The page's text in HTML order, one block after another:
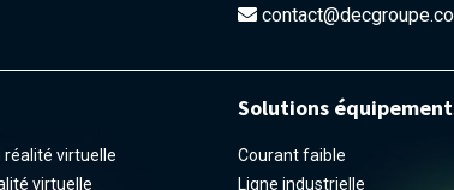
virtuelle
virtuelle
Solutions
Courant faible
Ligne industrielle